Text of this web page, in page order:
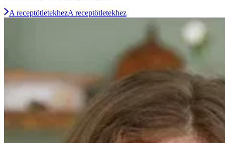
A receptötletekhezA receptötletekhez